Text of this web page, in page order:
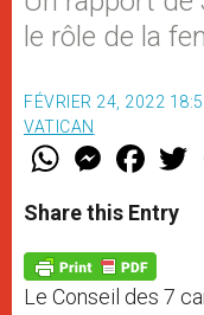
le rôle de la
FÉVRIER 24, 2022
VATICAN
W
t
s
p
p
M
e
s
e
g
e
r
F
a
e
b
o
k
Share this Entry
Le Conseil des 7